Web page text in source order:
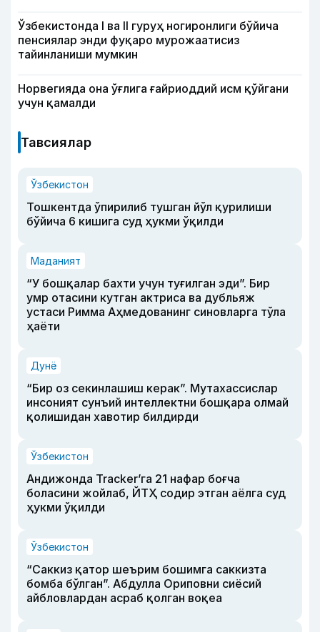
Ўзбекистонда I ва II гуруҳ ногиронлиги бўйича
пенсиялар энди фуқаро мурожаатисиз
тайинланиши мумкин
Норвегияда она ўғлига ғайриоддий исм қўйгани
учун қамалди
Тавсиялар
Ўзбекистон
Тошкентда ўпирилиб тушган йўл қурилиши
бўйича 6 кишига суд ҳукми ўқилди
Маданият
“У бошқалар бахти учун туғилган эди”. Бир
умр отасини кутган актриса ва дубльяж
устаси Римма Аҳмедованинг синовларга тўла
ҳаёти
Дунё
“Бир оз секинлашиш керак”. Мутахассислар
инсоният сунъий интеллектни бошқара олмай
қолишидан хавотир билдирди
Ўзбекистон
Андижонда Tracker’га 21 нафар боғча
боласини жойлаб, ЙТҲ содир этган аёлга суд
ҳукми ўқилди
Ўзбекистон
“Саккиз қатор шеърим бошимга саккизта
бомба бўлган”. Абдулла Ориповни сиёсий
айбловлардан асраб қолган воқеа